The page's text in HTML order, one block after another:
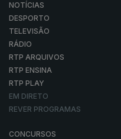
NOTÍCIAS
DESPORTO
TELEVISÃO
RÁDIO
RTP ARQUIVOS
RTP ENSINA
RTP PLAY
EM DIRETO
REVER PROGRAMAS
CONCURSOS